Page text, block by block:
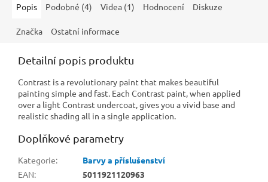
Popis Podobné (4) Videa (1) Hodnocení Diskuze
Značka Ostatní informace
Detailní popis produktu
Contrast is a revolutionary paint that makes beautiful
painting simple and fast. Each Contrast paint, when applied
over a light Contrast undercoat, gives you a vivid base and
realistic shading all in a single application.
Doplňkové parametry
Kategorie:
Barvy a příslušenství
EAN:
5011921120963